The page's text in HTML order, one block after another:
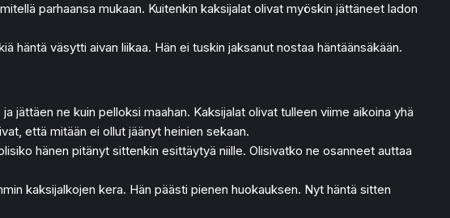
parhaansa mukaan. Kuitenkin kaksijalat olivat myöskin jättäneet ladon
häntä väsytti aivan liikaa. Hän ei tuskin jaksanut nostaa häntäänsäkään.
jättäen ne kuin pelloksi maahan. Kaksijalat olivat tulleen viime aikoina yhä
että mitään ei ollut jäänyt heinien sekaan.
hänen pitänyt sittenkin esittäytyä niille. Olisivatko ne osanneet auttaa
kaksijalkojen kera. Hän päästi pienen huokauksen. Nyt häntä sitten